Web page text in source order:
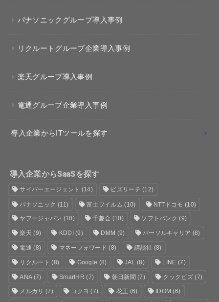
パナソニックグループ導入事例
リクルートグループ企業導入事例
楽天グループ導入事例
電通グループ企業導入事例
導入企業からITツールを探す
導入企業からSaaSを探す
サイバーエージェント (14) ビズリーチ (12)
パナソニック (11) 富士フイルム (10) NTTドコモ (10)
ヤフージャパン (10) 千趣会 (10) ソフトバンク (9)
楽天 (9) KDDI (9) DMM (9) パーソルキャリア (8)
電通 (8) マネーフォワード (8) 講談社 (8)
リクルート (8) Google (8) JAL(8) LINE (7)
ANA(7) SmartHR (7) 朝日新聞 (7) クックビズ(7)
メルカリ (7) コクヨ (7) 花王 (6) IDOM (6)